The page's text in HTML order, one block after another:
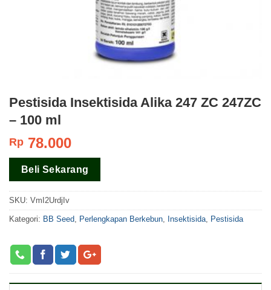
Pestisida Insektisida Alika 247 ZC 247ZC
– 100 ml
Rp 78.000
Beli Sekarang
SKU: VmI2UrdjIv
Kategori: BB Seed Perlengkapan Berkebun Insektisida Pestisida